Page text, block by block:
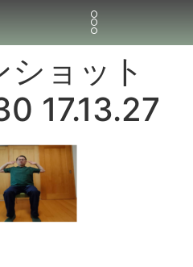
ショット
17.13.27